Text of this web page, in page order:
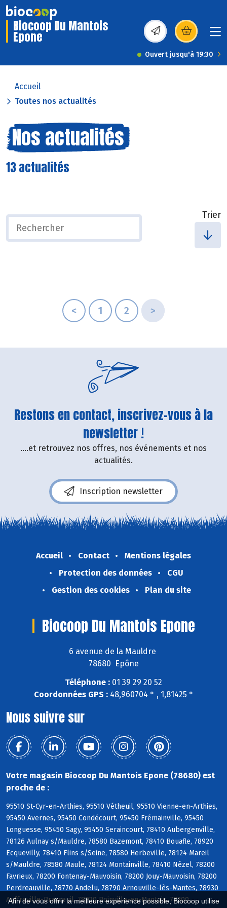
Afin de vous offrir la meilleure expérience possible, Biocoop utilise
Biocoop Du Mantois
Epone (s’ouvre dans une
Ouvert jusqu'à 19:30
Accueil
Toutes nos actualités
Nos actualités
13 actualités
Trier
< 1 2 >
Restons en contact, inscrivez-vous à la
newsletter !
....et retrouvez nos offres, nos événements et nos
actualités.
Inscription newsletter
Accueil Contact
Mentions légales
Protection des données
CGU
Gestion des cookies
Plan du site
Biocoop Du Mantois Epone
6 avenue de la Mauldre
78680 Epône
Téléphone : 01 39 29 20 52
Coordonnées GPS :48,960704 ° , 1,81425 °
Nous suivre sur
Votre magasin Biocoop Du Mantois Epone (78680) est
proche de :
95510 St-Cyr-en-Arthies, 95510 Vétheuil, 95510 Vienne-en-Arthies,
95450 Avernes, 95450 Condécourt, 95450 Frémainville, 95450
Longuesse, 95450 Sagy, 95450 Seraincourt, 78410 Aubergenville,
78126 Aulnay s/Mauldre, 78580 Bazemont, 78410 Bouafle, 78920
Ecquevilly, 78410 Flins s/Seine, 78580 Herbeville, 78124 Mareil
s/Mauldre, 78580 Maule, 78124 Montainville, 78410 Nézel, 78200
Favrieux, 78200 Fontenay-Mauvoisin, 78200 Jouy-Mauvoisin, 78200
Perdreauville, 78770 Andelu, 78790 Arnouville-lès-Mantes, 78930
Auffreville-Brasseuil, 78930 Boinville-en-Mantois, 78200